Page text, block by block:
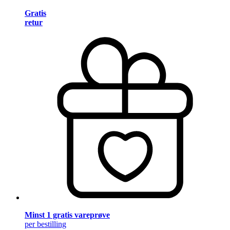
Gratis
retur
Minst 1 gratis vareprøve
per bestilling